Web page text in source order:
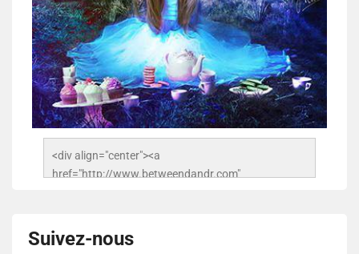
<div align="center"><a
href="http://www.betweendandr.com"
503716673157532-2788222864243652657-n.jpg"
alt="Between D&R" style="border:none;" /></a>
Suivez-nous